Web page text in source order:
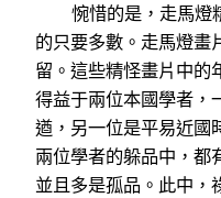
惋惜的是，走馬燈
的只要多數。走馬燈畫
留。這些精怪畫片中的
得益于兩位本國學者，
遒，另一位是平易近國
兩位學者的躲品中，都
並且多是孤品。此中，